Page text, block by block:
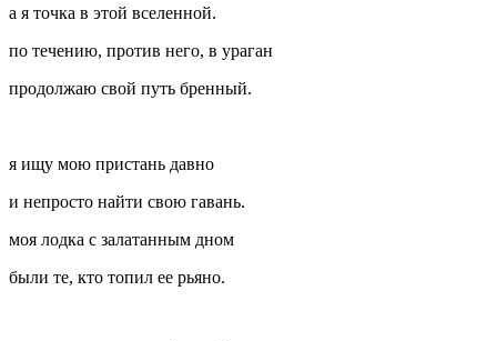
а я точка в этой вселенной.
по течению, против него, в ураган
продолжаю свой путь бренный.
я ищу мою пристань давно
и непросто найти свою гавань.
моя лодка с залатанным дном
были те, кто топил ее рьяно.